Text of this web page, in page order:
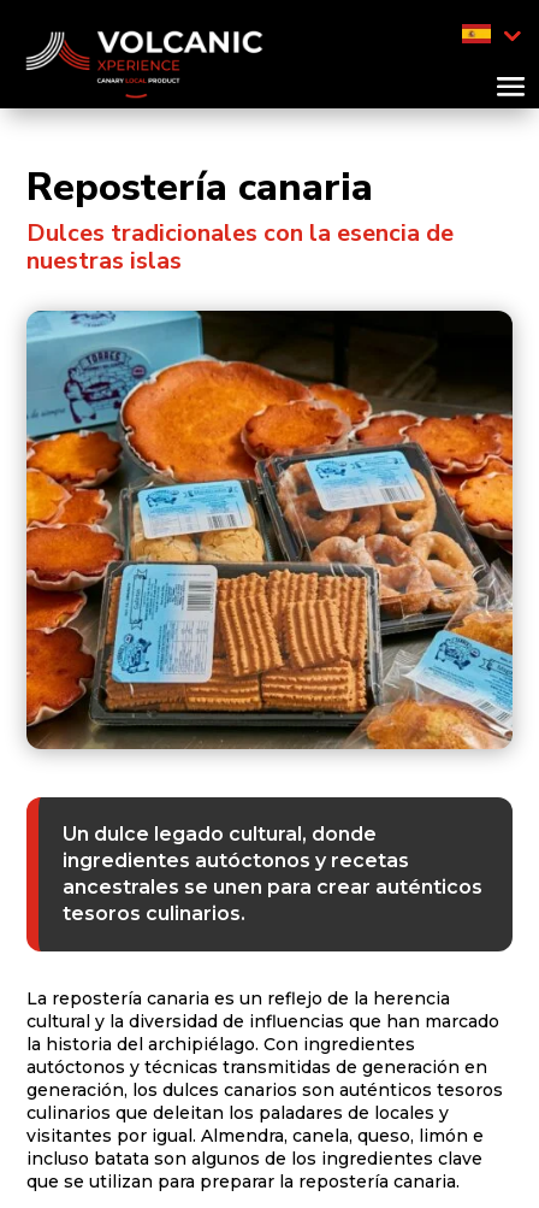
Repostería canaria
Dulces tradicionales con la esencia de
nuestras islas
Un dulce legado cultural, donde
ingredientes autóctonos y recetas
ancestrales se unen para crear auténticos
tesoros culinarios.
La repostería canaria es un reflejo de la herencia
cultural y la diversidad de influencias que han marcado
la historia del archipiélago. Con ingredientes
autóctonos y técnicas transmitidas de generación en
generación, los dulces canarios son auténticos tesoros
culinarios que deleitan los paladares de locales y
visitantes por igual. Almendra, canela, queso, limón e
incluso batata son algunos de los ingredientes clave
que se utilizan para preparar la repostería canaria.